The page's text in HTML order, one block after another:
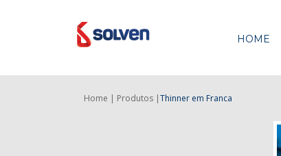
HOME
Home | Produtos |Thinner em Franca